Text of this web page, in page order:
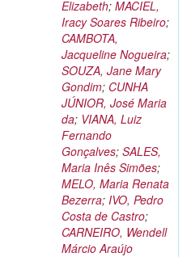
Elizabeth; MACIEL,
Iracy Soares Ribeiro;
CAMBOTA,
Jacqueline Nogueira;
SOUZA, Jane Mary
Gondim; CUNHA
JÚNIOR, José Maria
da; VIANA, Luiz
Fernando
Gonçalves; SALES,
Maria Inês Simões;
MELO, Maria Renata
Bezerra; IVO, Pedro
Costa de Castro;
CARNEIRO, Wendell
Márcio Araújo